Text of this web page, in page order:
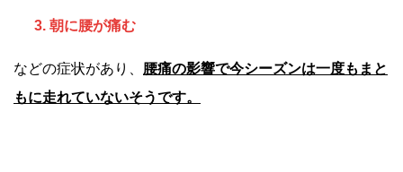
朝に腰が痛む
などの症状があり、 腰痛の影響で今シーズンは一度もまと
もに走れていないそうです。